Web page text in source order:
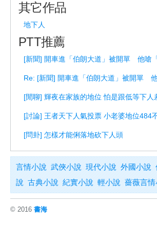
其它作品
地下人
PTT推薦
[新聞] 開車進「伯朗大道」被開單 他嗆
Re: [新聞] 開車進「伯朗大道」被開單
[閒聊] 輝夜在家族的地位 怕是跟低等下人
[討論] 王者天下人氣投票 小老婆地位484
[問卦] 怎樣才能俐落地砍下人頭
言情小說 武俠小說 現代小說 外國小說
說 古典小說 紀實小說 輕小說 薔薇言
© 2016 書海